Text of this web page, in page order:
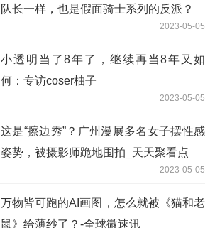
队长一样，也是假面骑士系列的反派？
2023-05-05
小透明当了8年了，继续再当8年又如
何：专访coser柚子
2023-05-05
这是“擦边秀”？广州漫展多名女子摆性感
姿势，被摄影师跪地围拍_天天聚看点
2023-05-05
万物皆可跑的AI画图，怎么就被《猫和老
鼠》给薄纱了？-全球微速讯